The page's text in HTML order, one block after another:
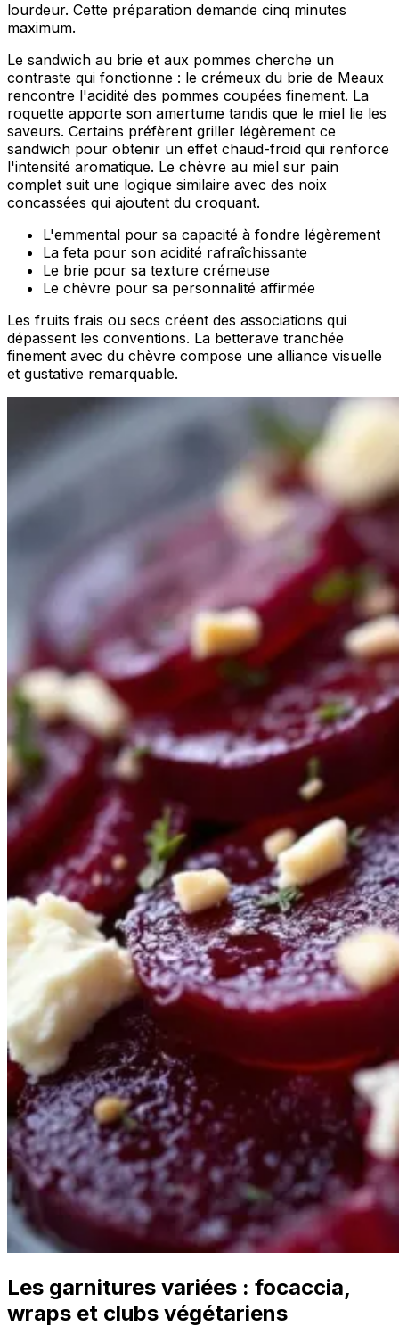
lourdeur. Cette préparation demande cinq minutes
maximum.
Le sandwich au brie et aux pommes cherche un
contraste qui fonctionne : le crémeux du brie de Meaux
rencontre l'acidité des pommes coupées finement. La
roquette apporte son amertume tandis que le miel lie les
saveurs. Certains préfèrent griller légèrement ce
sandwich pour obtenir un effet chaud-froid qui renforce
l'intensité aromatique. Le chèvre au miel sur pain
complet suit une logique similaire avec des noix
concassées qui ajoutent du croquant.
L'emmental pour sa capacité à fondre légèrement
La feta pour son acidité rafraîchissante
Le brie pour sa texture crémeuse
Le chèvre pour sa personnalité affirmée
Les fruits frais ou secs créent des associations qui
dépassent les conventions. La betterave tranchée
finement avec du chèvre compose une alliance visuelle
et gustative remarquable.
Les garnitures variées : focaccia,
wraps et clubs végétariens